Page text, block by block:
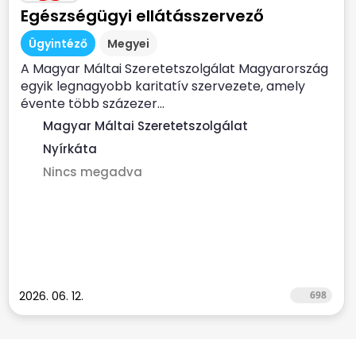
Egészségügyi ellátásszervező
Ügyintéző Megyei
A Magyar Máltai Szeretetszolgálat Magyarország
egyik legnagyobb karitatív szervezete, amely
évente több százezer...
Magyar Máltai Szeretetszolgálat
Nyírkáta
Nincs megadva
2026. 06. 12. 698